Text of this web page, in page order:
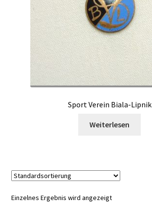
Sport Verein Biala-Lipnik
Weiterlesen
Einzelnes Ergebnis wird angezeigt